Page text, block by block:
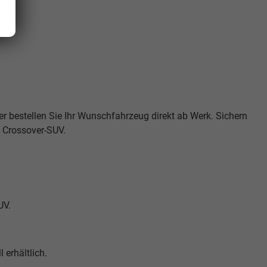
bestellen Sie Ihr Wunschfahrzeug direkt ab Werk. Sichern
SUV.
erhältlich.